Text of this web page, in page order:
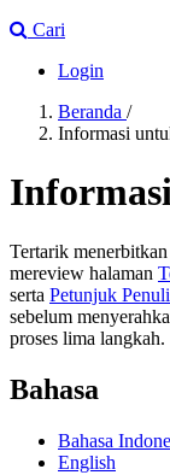
Cari
Login
Beranda /
Informasi
Tertarik
mereview halaman
serta Petunjuk
sebelum
proses lima langkah.
Bahasa
Bahasa
English